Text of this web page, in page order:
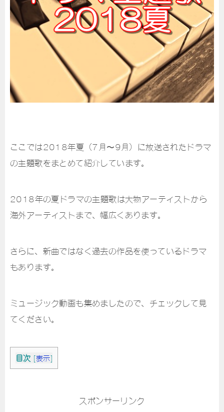
ここでは2018年夏（7月〜9月）に放送されたドラマ
の主題歌をまとめて紹介しています。
2018年の夏ドラマの主題歌は大物アーティストから
海外アーティストまで、幅広くあります。
さらに、新曲ではなく過去の作品を使っているドラマ
もあります。
ミュージック動画も集めましたので、チェックして見
てください。
目次 [表示]
スポンサーリンク